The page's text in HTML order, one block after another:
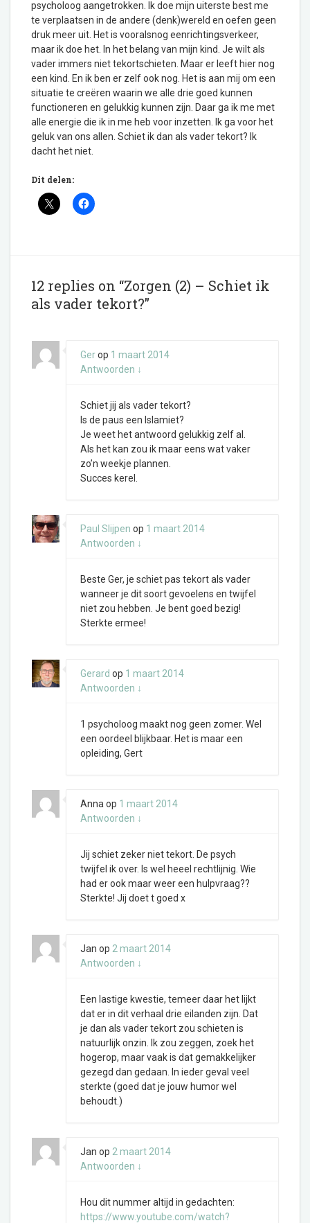
psycholoog aangetrokken. Ik doe mijn uiterste best me
te verplaatsen in de andere (denk)wereld en oefen geen
druk meer uit. Het is vooralsnog eenrichtingsverkeer,
maar ik doe het. In het belang van mijn kind. Je wilt als
vader immers niet tekortschieten. Maar er leeft hier nog
een kind. En ik ben er zelf ook nog. Het is aan mij om een
situatie te creëren waarin we alle drie goed kunnen
functioneren en gelukkig kunnen zijn. Daar ga ik me met
alle energie die ik in me heb voor inzetten. Ik ga voor het
geluk van ons allen. Schiet ik dan als vader tekort? Ik
dacht het niet.
Dit delen:
12 replies on “Zorgen (2) – Schiet ik
als vader tekort?”
Gerop 1 maart 2014
Antwoorden ↓
Schiet jij als vader tekort?
Is de paus een Islamiet?
Je weet het antwoord gelukkig zelf al.
Als het kan zou ik maar eens wat vaker
zo’n weekje plannen.
Succes kerel.
Paul Slijpen op 1 maart 2014
Antwoorden ↓
Beste Ger, je schiet pas tekort als vader
wanneer je dit soort gevoelens en twijfel
niet zou hebben. Je bent goed bezig!
Sterkte ermee!
Gerard op 1 maart 2014
Antwoorden ↓
1 psycholoog maakt nog geen zomer. Wel
een oordeel blijkbaar. Het is maar een
opleiding, Gert
Anna op 1 maart 2014
Antwoorden ↓
Jij schiet zeker niet tekort. De psych
twijfel ik over. Is wel heeel rechtlijnig. Wie
had er ook maar weer een hulpvraag??
Sterkte! Jij doet t goed x
Jan op 2 maart 2014
Antwoorden ↓
Een lastige kwestie, temeer daar het lijkt
dat er in dit verhaal drie eilanden zijn. Dat
je dan als vader tekort zou schieten is
natuurlijk onzin. Ik zou zeggen, zoek het
hogerop, maar vaak is dat gemakkelijker
gezegd dan gedaan. In ieder geval veel
sterkte (goed dat je jouw humor wel
behoudt.)
Jan op 2 maart 2014
Antwoorden ↓
Hou dit nummer altijd in gedachten:
https://www.youtube.com/watch?